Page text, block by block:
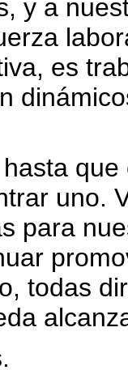
y a
es
uno.
para
todas